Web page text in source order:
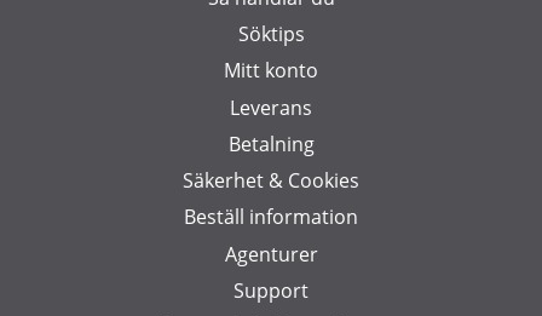
Söktips
Mitt konto
Leverans
Betalning
Säkerhet & Cookies
Beställ information
Agenturer
Support